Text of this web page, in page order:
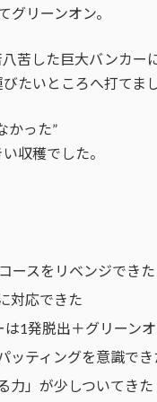
グリーンオン。
苦した巨大バンカー
たいところへ打てまし
かった”
収穫でした。
ースをリベンジできた
対応できた
1発脱出＋グリーン
ッティングを意識でき
力」が少しついてきた